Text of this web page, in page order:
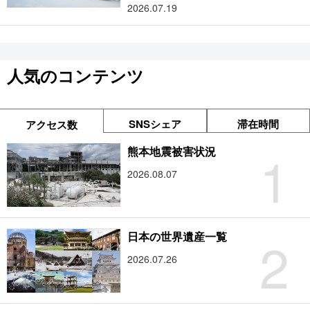
2026.07.19
人気のコンテンツ
アクセス数 SNSシェア 滞在時間
1
熊本地震被害状況
2026.08.07
2
日本の世界遺産一覧
2026.07.26